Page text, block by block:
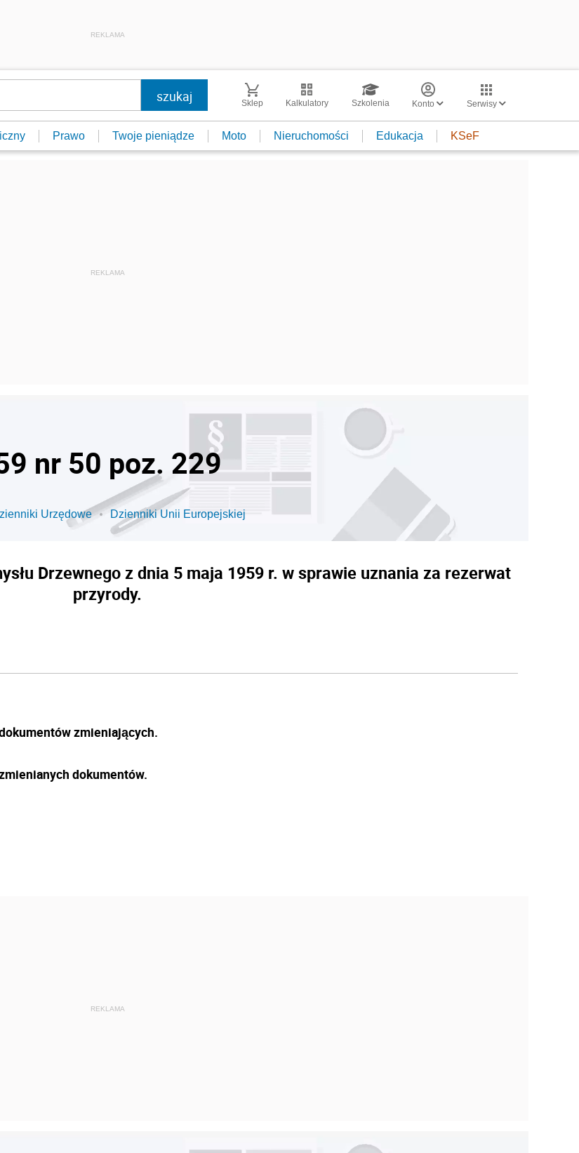
REKLAMA
Sklep Kalkulatory Szkolenia Konto Serwisy
Prawo Twoje pieniądze Moto Nieruchomości Edukacja KSeF
nr 50 poz. 229
Urzędowe Dzienniki Unii Europejskiej
Drzewnego z dnia 5 maja 1959 r. w sprawie uznania za rezerwat
przyrody.
zmieniających.
dokumentów.